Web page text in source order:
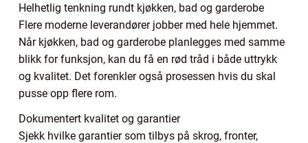
Helhetlig tenkning rundt kjøkken, bad og garderobe
Flere moderne leverandører jobber med hele hjemmet.
Når kjøkken, bad og garderobe planlegges med samme
blikk for funksjon, kan du få en rød tråd i både uttrykk
og kvalitet. Det forenkler også prosessen hvis du skal
pusse opp flere rom.
Dokumentert kvalitet og garantier
Sjekk hvilke garantier som tilbys på skrog, fronter,